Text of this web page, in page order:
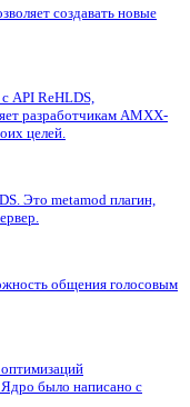
создавать новые
API ReHLDS,
разработчикам AMXX-
целей.
Это metamod плагин,
общения голосовым
было написано с